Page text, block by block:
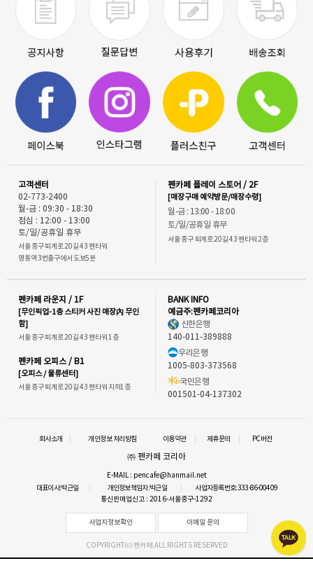
고객센터
02-773-2400
월-금 : 09:30 - 18:30
점심 : 12:00 - 13:00
토/일/공휴일 휴무
서울 중구 퇴계로 20길 43 펜타워
명동역 3번출구에서 도보5분
펜카페 플레이 스토어 / 2F
[매장구매 예약방문/매장수령]
월-금 : 13:00 - 18:00
토/일/공휴일 휴무
서울 중구 퇴계로 20길 43 펜타워 2층
펜카페 라운지 / 1F
[무인픽업-1층 스티커 사진 매장內 무인
함]
서울 중구 퇴계로 20길 43 펜타워 1층
펜카페 오피스 / B1
[오피스 / 물류센터]
서울 중구 퇴계로 20길 43 펜타워 지하1층
BANK INFO
예금주:펜카페코리아
신한은행
140-011-389888
우리은행
1005-803-373568
국민은행
001501-04-137302
회사소개 개인정보 처리방침 이용약관 제휴문의 PC버전
㈜ 펜카페 코리아
E-MAIL : pencafe@hanmail.net
대표이사:박근일
개인정보책임자:박근일
사업자등록번호:333-86-00409
통신판매업신고 : 2016-서울중구-1292
사업자정보확인 이메일 문의
COPYRIGHT⒞ 펜카페.ALL RIGHTS RESERVED